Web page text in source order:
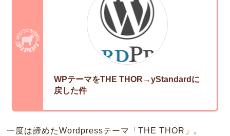
WPテーマをTHE THOR→yStandardに
戻した件
一度は諦めたWordpressテーマ「THE THOR」。